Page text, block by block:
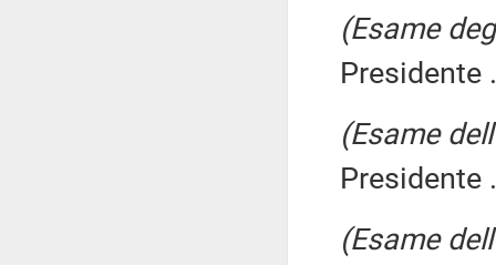
(Esame
Presidente
(Esame
Presidente
(Esame